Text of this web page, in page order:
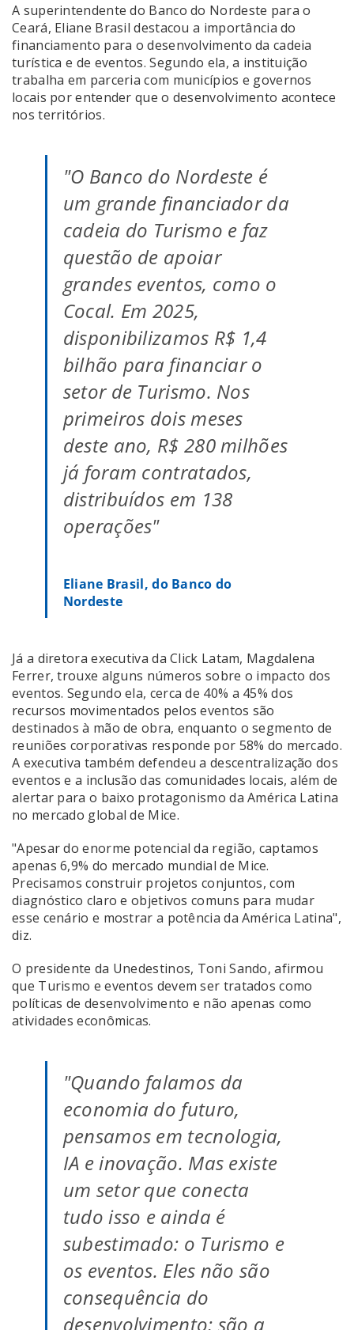
A superintendente do Banco do Nordeste para o
Ceará, Eliane Brasil destacou a importância do
financiamento para o desenvolvimento da cadeia
turística e de eventos. Segundo ela, a instituição
trabalha em parceria com municípios e governos
locais por entender que o desenvolvimento acontece
nos territórios.
"O Banco do Nordeste é
um grande financiador da
cadeia do Turismo e faz
questão de apoiar
grandes eventos, como o
Cocal. Em 2025,
disponibilizamos R$ 1,4
bilhão para financiar o
setor de Turismo. Nos
primeiros dois meses
deste ano, R$ 280 milhões
já foram contratados,
distribuídos em 138
operações"
Eliane Brasil, do Banco do
Nordeste
Já a diretora executiva da Click Latam, Magdalena
Ferrer, trouxe alguns números sobre o impacto dos
eventos. Segundo ela, cerca de 40% a 45% dos
recursos movimentados pelos eventos são
destinados à mão de obra, enquanto o segmento de
reuniões corporativas responde por 58% do mercado.
A executiva também defendeu a descentralização dos
eventos e a inclusão das comunidades locais, além de
alertar para o baixo protagonismo da América Latina
no mercado global de Mice.
"Apesar do enorme potencial da região, captamos
apenas 6,9% do mercado mundial de Mice.
Precisamos construir projetos conjuntos, com
diagnóstico claro e objetivos comuns para mudar
esse cenário e mostrar a potência da América Latina",
diz.
O presidente da Unedestinos, Toni Sando, afirmou
que Turismo e eventos devem ser tratados como
políticas de desenvolvimento e não apenas como
atividades econômicas.
"Quando falamos da
economia do futuro,
pensamos em tecnologia,
IA e inovação. Mas existe
um setor que conecta
tudo isso e ainda é
subestimado: o Turismo e
os eventos. Eles não são
consequência do
desenvolvimento; são a